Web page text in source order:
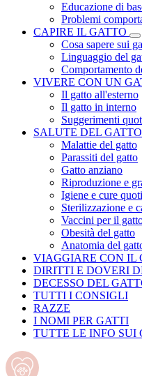
Educazione di
Problemi
CAPIRE IL GATTO
Cosa sapere sui
Linguaggio del
Comportamento
VIVERE CON UN
Il gatto all'esterno
Il gatto in interno
Suggerimenti
SALUTE DEL GATTO
Malattie del gatto
Parassiti del gatto
Gatto anziano
Riproduzione e
Igiene e cure
Sterilizzazione e
Vaccini per il
Obesità del gatto
Anatomia del
VIAGGIARE CON IL
DIRITTI E DOVERI
DECESSO DEL
TUTTI I CONSIGLI
RAZZE
I NOMI PER GATTI
TUTTE LE INFO SUI